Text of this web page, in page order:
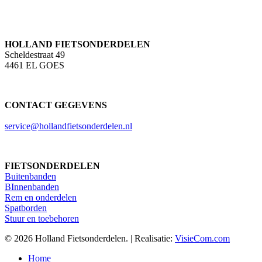
HOLLAND FIETSONDERDELEN
Scheldestraat 49
4461 EL GOES
CONTACT GEGEVENS
service@hollandfietsonderdelen.nl
FIETSONDERDELEN
Buitenbanden
BInnenbanden
Rem en onderdelen
Spatborden
Stuur en toebehoren
© 2026 Holland Fietsonderdelen. | Realisatie: VisieCom.com
Close
Home